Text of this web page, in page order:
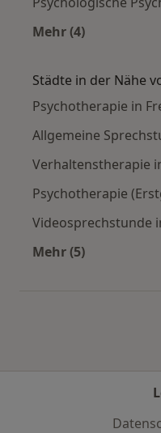
Mehr (4)
Städte in der Nähe
Psychotherapie in
Allgemeine
Verhaltenstherapie
Psychotherapie
Videosprechstunde
Mehr (5)